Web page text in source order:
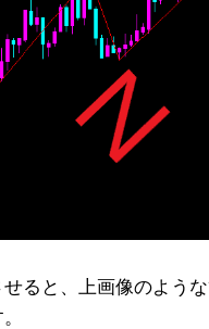
ると、上画像のよう